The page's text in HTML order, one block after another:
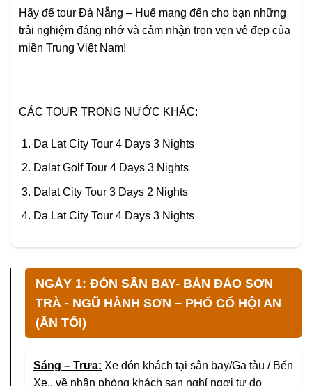
Hãy để tour Đà Nẵng – Huế mang đến cho bạn những
trải nghiệm đáng nhớ và cảm nhận trọn vẹn vẻ đẹp của
miền Trung Việt Nam!
CÁC TOUR TRONG NƯỚC KHÁC:
Da Lat City Tour 4 Days 3 Nights
Dalat Golf Tour 4 Days 3 Nights
Dalat City Tour 3 Days 2 Nights
Da Lat City Tour 4 Days 3 Nights
NGÀY 1: ĐÓN SÂN BAY- BÁN ĐẢO SƠN
TRÀ - NGŨ HÀNH SƠN – PHỐ CỔ HỘI AN
(ĂN TỐI)
Sáng – Trưa: Xe đón khách tại sân bay/Ga tàu / Bến
Xe.. về nhận phòng khách sạn nghỉ ngơi tự do